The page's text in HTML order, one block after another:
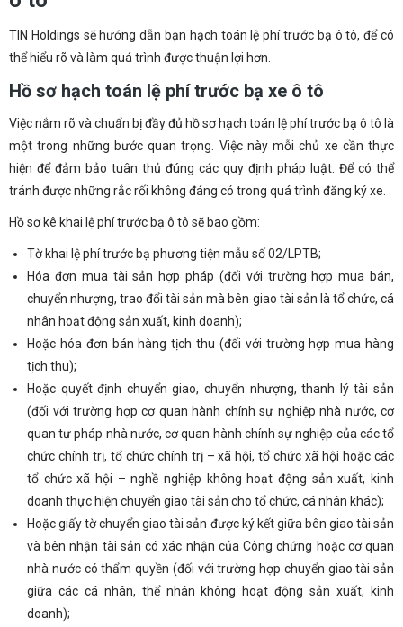
TIN Holdings sẽ hướng dẫn bạn hạch toán lệ phí trước bạ ô tô, để có
thể hiểu rõ và làm quá trình được thuận lợi hơn.
Hồ sơ hạch toán lệ phí trước bạ xe ô tô
Việc nắm rõ và chuẩn bị đầy đủ hồ sơ hạch toán lệ phí trước bạ ô tô là
một trong những bước quan trọng. Việc này mỗi chủ xe cần thực
hiện để đảm bảo tuân thủ đúng các quy định pháp luật. Để có thể
tránh được những rắc rối không đáng có trong quá trình đăng ký xe.
Hồ sơ kê khai lệ phí trước bạ ô tô sẽ bao gồm:
Tờ khai lệ phí trước bạ phương tiện mẫu số 02/LPTB;
Hóa đơn mua tài sản hợp pháp (đối với trường hợp mua bán,
chuyển nhượng, trao đổi tài sản mà bên giao tài sản là tổ chức, cá
nhân hoạt động sản xuất, kinh doanh);
Hoặc hóa đơn bán hàng tịch thu (đối với trường hợp mua hàng
tịch thu);
Hoặc quyết định chuyển giao, chuyển nhượng, thanh lý tài sản
(đối với trường hợp cơ quan hành chính sự nghiệp nhà nước, cơ
quan tư pháp nhà nước, cơ quan hành chính sự nghiệp của các tổ
chức chính trị, tổ chức chính trị – xã hội, tổ chức xã hội hoặc các
tổ chức xã hội – nghề nghiệp không hoạt động sản xuất, kinh
doanh thực hiện chuyển giao tài sản cho tổ chức, cá nhân khác);
Hoặc giấy tờ chuyển giao tài sản được ký kết giữa bên giao tài sản
và bên nhận tài sản có xác nhận của Công chứng hoặc cơ quan
nhà nước có thẩm quyền (đối với trường hợp chuyển giao tài sản
giữa các cá nhân, thể nhân không hoạt động sản xuất, kinh
doanh);